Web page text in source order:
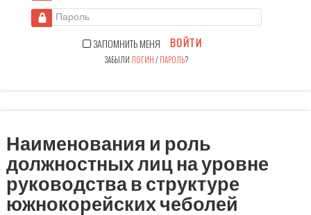
Пароль
ЗАПОМНИТЬ МЕНЯ ВОЙТИ
ЗАБЫЛИ ЛОГИН/ПАРОЛЬ?
Наименования и роль
должностных лиц на уровне
руководства в структуре
южнокорейских чеболей